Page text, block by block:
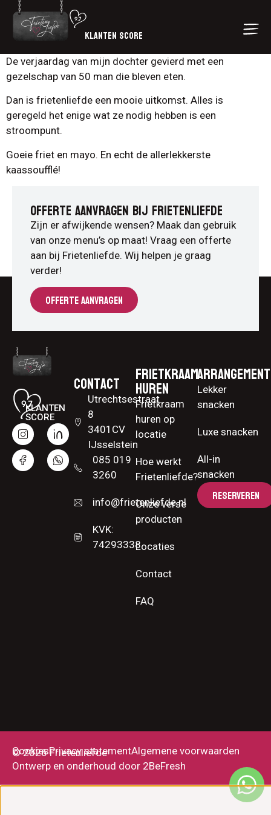
KLANTEN SCORE
De verjaardag van mijn dochter gevierd met een
gezelschap van 50 man die bleven eten.
Dan is frietenliefde een mooie uitkomst. Alles is
geregeld het enige wat ze nodig hebben is een
stroompunt.
Goeie friet en mayo. En echt de allerlekkerste
kaassoufflé!
OFFERTE AANVRAGEN BIJ FRIETENLIEFDE
Zijn er afwijkende wensen? Maak dan gebruik
van onze menu’s op maat! Vraag een offerte
aan bij Frietenliefde. Wij helpen je graag
verder!
OFFERTE AANVRAGEN
KLANTEN
SCORE
Contact
Utrechtsestraat
8
3401CV
IJsselstein
085 019
3260
info@frietenliefde.nl
KVK:
74293338
Frietkraam
huren
Frietkraam
huren op
locatie
Hoe werkt
Frietenliefde?
Onze verse
producten
Locaties
Contact
FAQ
Lekker
snacken
Luxe snacken
All-in
snacken
RESERVEREN
© 2026 Frietenliefde
CookiesPrivacy statementAlgemene voorwaarden
Ontwerp en onderhoud door 2BeFresh